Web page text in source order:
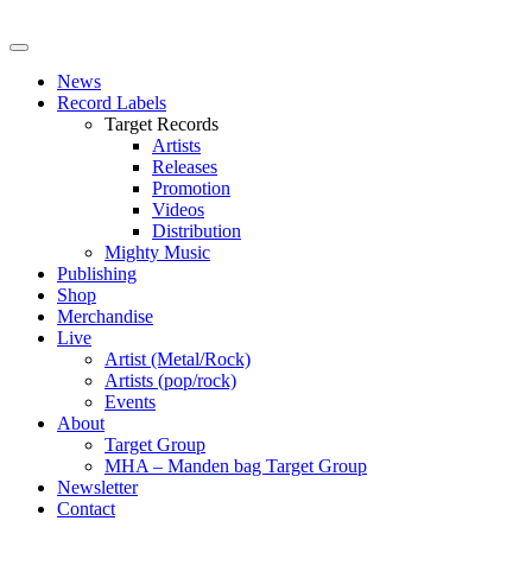
News
Record Labels
Target Records
Artists
Releases
Promotion
Videos
Distribution
Mighty Music
Publishing
Shop
Merchandise
Live
Artist (Metal/Rock)
Artists (pop/rock)
Events
About
Target Group
MHA – Manden bag Target Group
Newsletter
Contact